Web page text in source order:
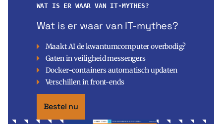
WAT IS ER WAAR VAN IT-MYTHES?
Wat is er waar van IT-mythes?
Maakt AI de kwantumcomputer overbodig?
Gaten in veiligheid messengers
Docker-containers automatisch updaten
Verschillen in front-ends
Bestel nu